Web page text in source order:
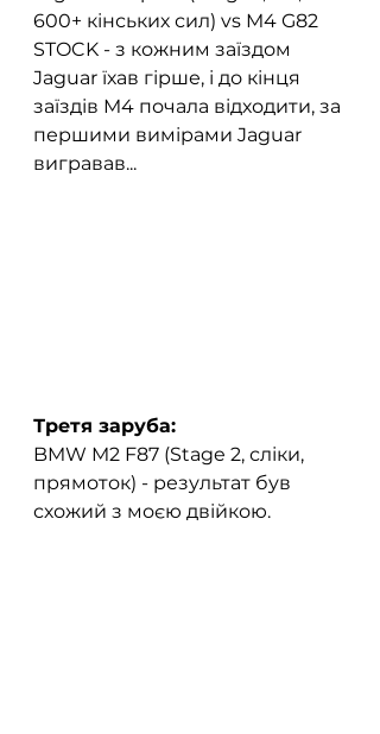
600+ кінських сил) vs M4 G82
STOCK - з кожним заїздом
Jaguar їхав гірше, і до кінця
заїздів M4 почала відходити, за
першими вимірами Jaguar
вигравав...
Третя заруба:
BMW M2 F87 (Stage 2, сліки,
прямоток) - результат був
схожий з моєю двійкою.